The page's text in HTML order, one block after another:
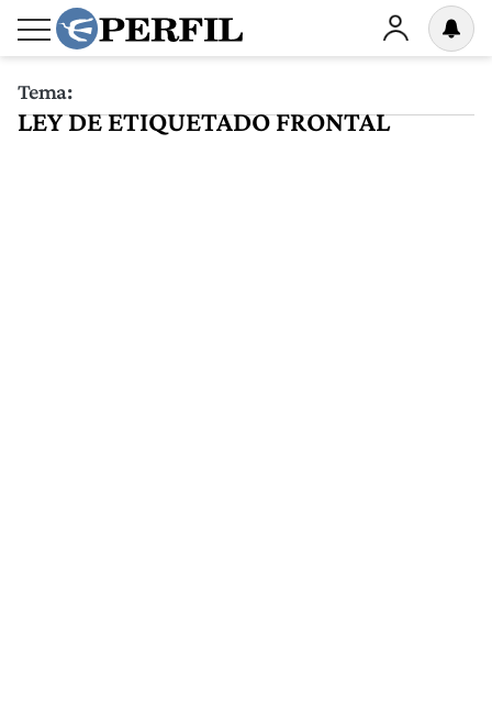
Tema:
LEY DE ETIQUETADO FRONTAL